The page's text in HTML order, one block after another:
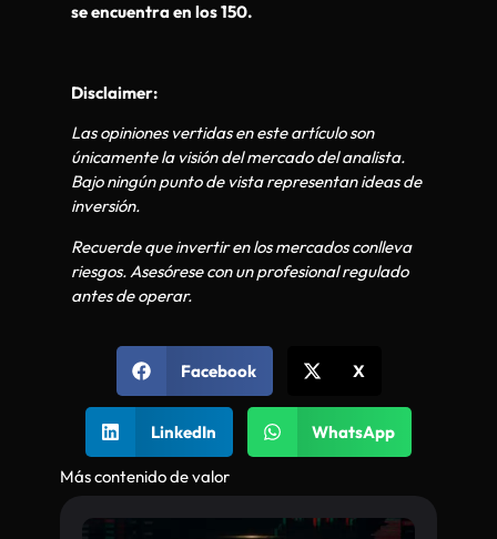
se encuentra en los 150.
Disclaimer:
Las opiniones vertidas en este artículo son
únicamente la visión del mercado del analista.
Bajo ningún punto de vista representan ideas de
inversión.
Recuerde que invertir en los mercados conlleva
riesgos. Asesórese con un profesional regulado
antes de operar.
Facebook X
LinkedIn WhatsApp
Más contenido de valor